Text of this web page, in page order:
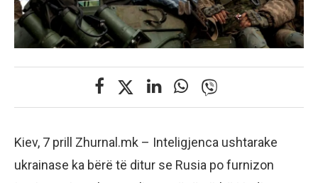
Kiev, 7 prill Zhurnal.mk – Inteligjenca ushtarake
ukrainase ka bërë të ditur se Rusia po furnizon